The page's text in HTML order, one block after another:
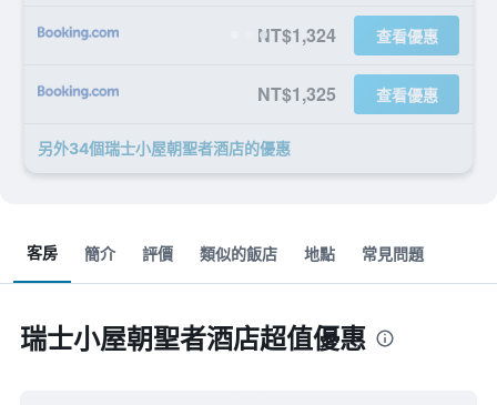
NT$1,324 查看優惠
NT$1,325 查看優惠
另外34個瑞士小屋朝聖者酒店​的優惠
客房 簡介 評價 類似的飯店 地點 常見問題
瑞士小屋朝聖者酒店超值優惠